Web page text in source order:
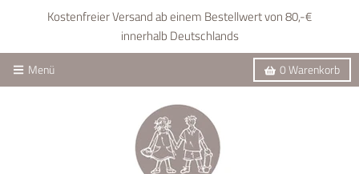
Kostenfreier Versand ab einem Bestellwert von 80,-€
innerhalb Deutschlands
Menü 0Warenkorb